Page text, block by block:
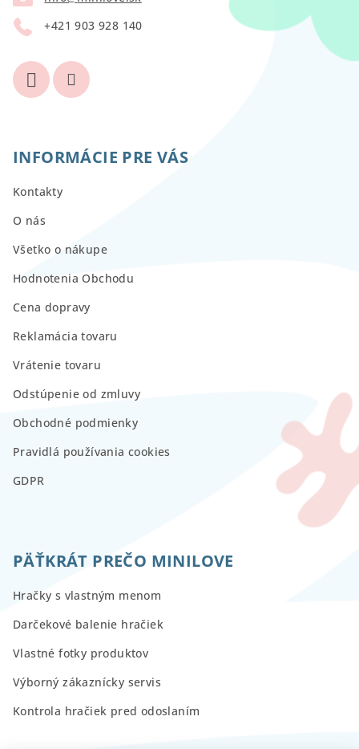
+421 903 928 140
INFORMÁCIE PRE VÁS
Kontakty
O nás
Všetko o nákupe
Hodnotenia Obchodu
Cena dopravy
Reklamácia tovaru
Vrátenie tovaru
Odstúpenie od zmluvy
Obchodné podmienky
Pravidlá používania cookies
GDPR
PÄŤKRÁT PREČO MINILOVE
Hračky s vlastným menom
Darčekové balenie hračiek
Vlastné fotky produktov
Výborný zákaznícky servis
Kontrola hračiek pred odoslaním